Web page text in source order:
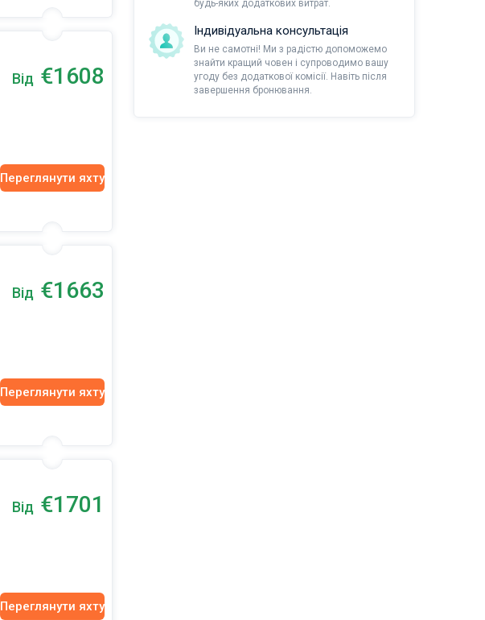
Від €1608
Переглянути яхту
Від €1663
Переглянути яхту
Від €1701
Переглянути яхту
будь-яких додаткових витрат.
Індивідуальна консультація
Ви не самотні! Ми з радістю допоможемо
знайти кращий човен і супроводимо вашу
угоду без додаткової комісії. Навіть після
завершення бронювання.